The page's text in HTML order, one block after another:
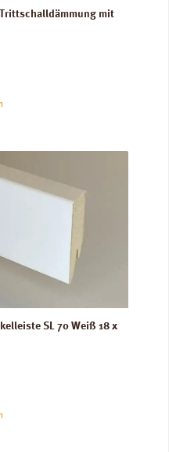
Trittschalldämmung mit
SL 70 Weiß 18 x